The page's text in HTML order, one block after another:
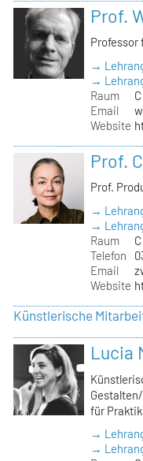
Prof.
→
→
Raum
Email
Website
Prof.
Prof.
→
→
Raum
Telefon
Email
Website
Künstlerische
Lucia
für
→
→